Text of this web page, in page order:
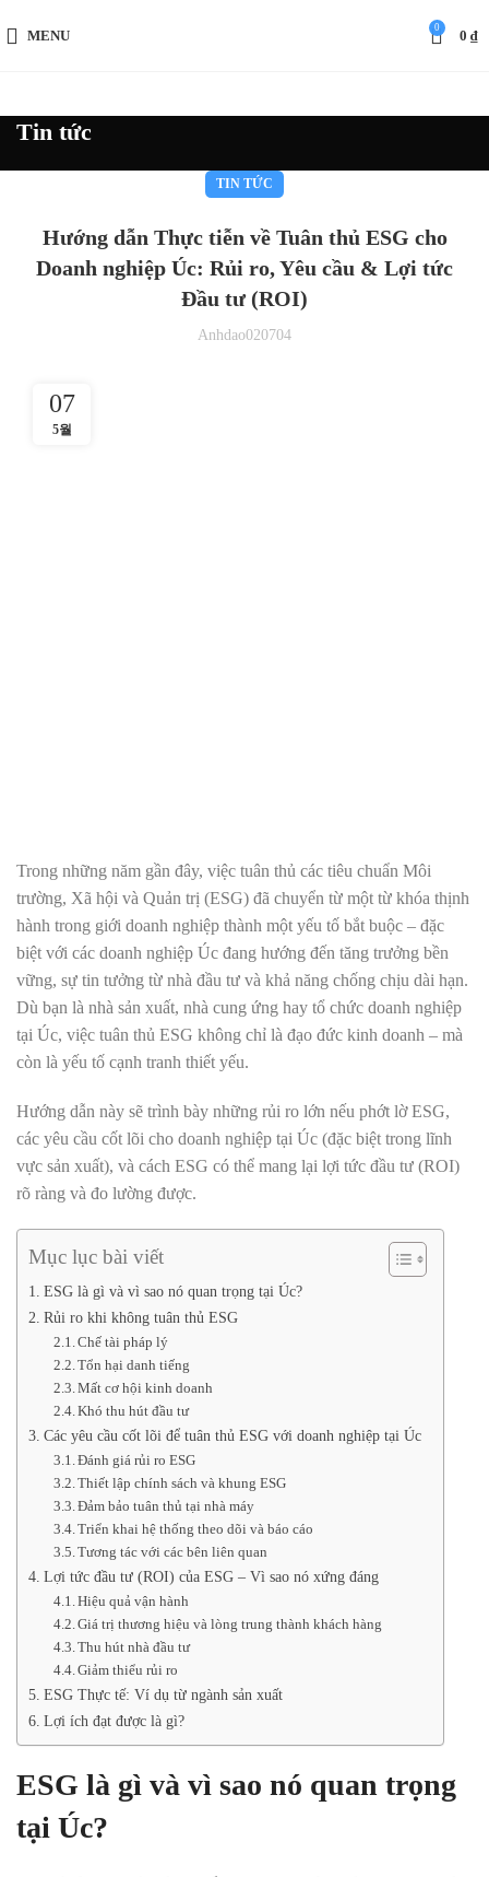
MENU
0
0 ₫
Tin tức
TIN TỨC
Hướng dẫn Thực tiễn về Tuân thủ ESG cho
Doanh nghiệp Úc: Rủi ro, Yêu cầu & Lợi tức
Đầu tư (ROI)
Anhdao020704
07
5월
Trong những năm gần đây, việc tuân thủ các tiêu chuẩn Môi
trường, Xã hội và Quản trị (ESG) đã chuyển từ một từ khóa thịnh
hành trong giới doanh nghiệp thành một yếu tố bắt buộc – đặc
biệt với các doanh nghiệp Úc đang hướng đến tăng trưởng bền
vững, sự tin tưởng từ nhà đầu tư và khả năng chống chịu dài hạn.
Dù bạn là nhà sản xuất, nhà cung ứng hay tổ chức doanh nghiệp
tại Úc, việc tuân thủ ESG không chỉ là đạo đức kinh doanh – mà
còn là yếu tố cạnh tranh thiết yếu.
Hướng dẫn này sẽ trình bày những rủi ro lớn nếu phớt lờ ESG,
các yêu cầu cốt lõi cho doanh nghiệp tại Úc (đặc biệt trong lĩnh
vực sản xuất), và cách ESG có thể mang lại lợi tức đầu tư (ROI)
rõ ràng và đo lường được.
Mục lục bài viết
ESG là gì và vì sao nó quan trọng tại Úc?
Rủi ro khi không tuân thủ ESG
Chế tài pháp lý
Tổn hại danh tiếng
Mất cơ hội kinh doanh
Khó thu hút đầu tư
Các yêu cầu cốt lõi để tuân thủ ESG với doanh nghiệp tại Úc
Đánh giá rủi ro ESG
Thiết lập chính sách và khung ESG
Đảm bảo tuân thủ tại nhà máy
Triển khai hệ thống theo dõi và báo cáo
Tương tác với các bên liên quan
Lợi tức đầu tư (ROI) của ESG – Vì sao nó xứng đáng
Hiệu quả vận hành
Giá trị thương hiệu và lòng trung thành khách hàng
Thu hút nhà đầu tư
Giảm thiểu rủi ro
ESG Thực tế: Ví dụ từ ngành sản xuất
Lợi ích đạt được là gì?
ESG là gì và vì sao nó quan trọng
tại Úc?